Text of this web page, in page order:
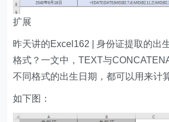
扩展
昨天讲的Excel162 | 身份证提取的出
格式？一文中，TEXT与
不同格式的出生日期，都可以用来计
如下图：